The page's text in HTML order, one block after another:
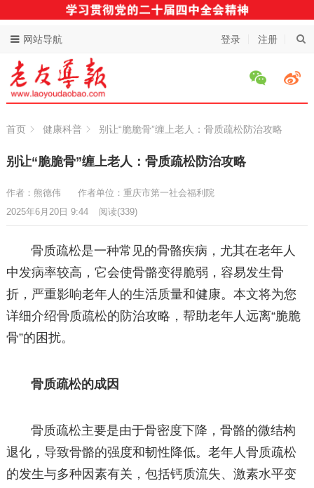
登录 注册
网站导航
首页 健康科普 别让“脆脆骨”缠上老人：骨质疏松防治攻略
别让“脆脆骨”缠上老人：骨质疏松防治攻略
作者：熊德伟
作者单位：重庆市第一社会福利院
2025年6月20日 9:44
阅读(339)
骨质疏松是一种常见的骨骼疾病，尤其在老年人
中发病率较高，它会使骨骼变得脆弱，容易发生骨
折，严重影响老年人的生活质量和健康。本文将为您
详细介绍骨质疏松的防治攻略，帮助老年人远离“脆脆
骨”的困扰。
骨质疏松的成因
骨质疏松主要是由于骨密度下降，骨骼的微结构
退化，导致骨骼的强度和韧性降低。老年人骨质疏松
的发生与多种因素有关，包括钙质流失、激素水平变